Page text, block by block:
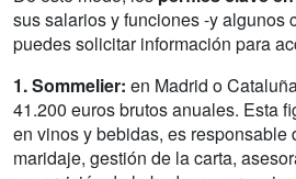
sus salarios y funciones -y algunos
puedes solicitar información para
1. Sommelier: en Madrid o
41.200 euros brutos anuales. Esta
en vinos y bebidas, es responsable
maridaje, gestión de la carta,